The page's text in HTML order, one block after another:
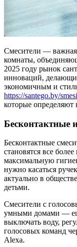
Смесители — важная
комнаты,
2025 году рынок
инноваций,
экономичным и
https://santego.by/
которые определяют
Бесконтактные
Бесконтактные
становятся все
максимальную
нужно касаться
актуально в
детьми.
Смесители с
умными домами —
выключать воду,
голосовых команд
Alexa.